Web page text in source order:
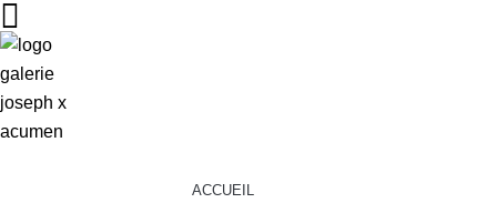
ACCUEIL